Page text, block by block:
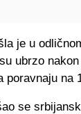
je u
ubrzo
poravnaju na
se